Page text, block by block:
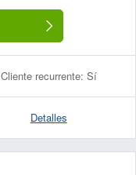
Cliente recurrente: Sí
Detalles